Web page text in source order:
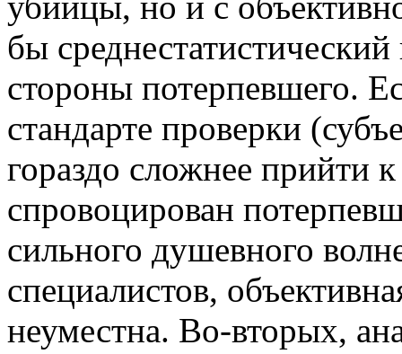
бы
стороны потерпевшего.
стандарте проверки
гораздо сложнее прийти
спровоцирован
сильного душевного
специалистов,
неуместна. Во-вторых,